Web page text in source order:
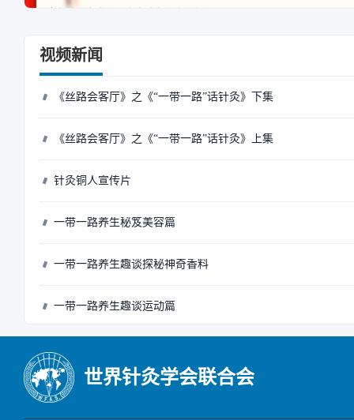
视频新闻
《丝路会客厅》之《“一带一路”话针灸》下集
《丝路会客厅》之《“一带一路”话针灸》上集
针灸铜人宣传片
一带一路养生秘笈美容篇
一带一路养生趣谈探秘神奇香料
一带一路养生趣谈运动篇
世界针灸学会联合会